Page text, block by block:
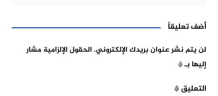
أضف تعليقاً
لن يتم نشر عنوان بريدك الإلكتروني. الحقول الإلزامية مشار
إليها بـ*
التعليق*